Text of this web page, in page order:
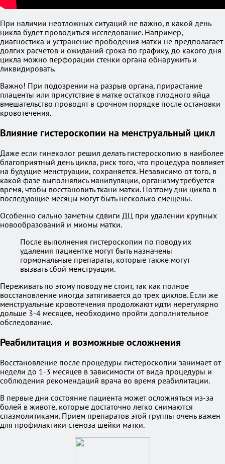
При наличии неотложных ситуаций не важно, в какой день
цикла будет проводиться исследование. Например,
диагностика и устранение прободения матки не предполагает
долгих расчетов и ожиданий срока по графику, до какого дня
цикла можно перфорации стенки органа обнаружить и
ликвидировать.
Важно! При подозрении на разрыв органа, прирастание
плаценты или присутствие в матке остатков плодного яйца
вмешательство проводят в срочном порядке после остановки
кровотечения.
Влияние гистероскопии на менструальный цикл
Даже если гинеколог решил делать гистероскопию в наиболее
благоприятный день цикла, риск того, что процедура повлияет
на будущие менструации, сохраняется. Независимо от того, в
какой фазе выполнялись манипуляции, организму требуется
время, чтобы восстановить ткани матки. Поэтому дни цикла в
последующие месяцы могут быть несколько смещены.
Особенно сильно заметны сдвиги ДЦ при удалении крупных
новообразований и миомы матки.
После выполнения гистероскопии по поводу их
удаления пациентке могут быть назначены
гормональные препараты, которые также могут
вызвать сбой менструации.
Переживать по этому поводу не стоит, так как полное
восстановление иногда затягивается до трех циклов. Если же
менструальные кровотечения продолжают идти нерегулярно
дольше 3-4 месяцев, необходимо пройти дополнительное
обследование.
Реабилитация и возможные осложнения
Восстановление после процедуры гистероскопии занимает от
недели до 1-3 месяцев в зависимости от вида процедуры и
соблюдения рекомендаций врача во время реабилитации.
В первые дни состояние пациента может осложняться из-за
болей в животе, которые достаточно легко снимаются
спазмолитиками. Прием препаратов этой группы очень важен
для профилактики стеноза шейки матки.